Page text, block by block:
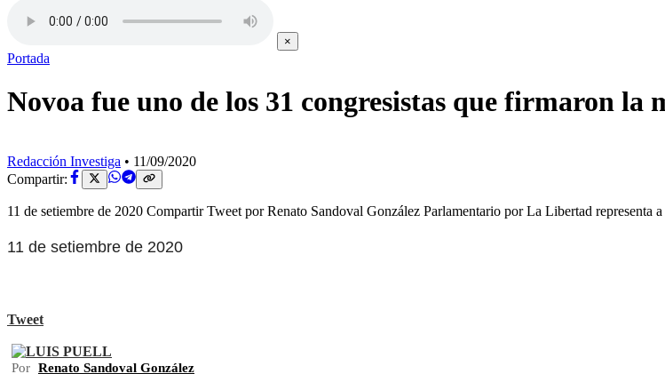
×
Portada
Novoa fue uno de los 31 congresistas que firmaron la
Redacción Investiga • 11/09/2020
Compartir:
11 de setiembre de 2020 Compartir Tweet por Renato Sandoval González Parlamentario por La Libertad
11 de setiembre de 2020
Tweet
Por Renato Sandoval González